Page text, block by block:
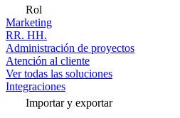
Rol
Marketing
RR. HH.
Administración de proyectos
Atención al cliente
Ver todas las soluciones
Integraciones
Importar y exportar